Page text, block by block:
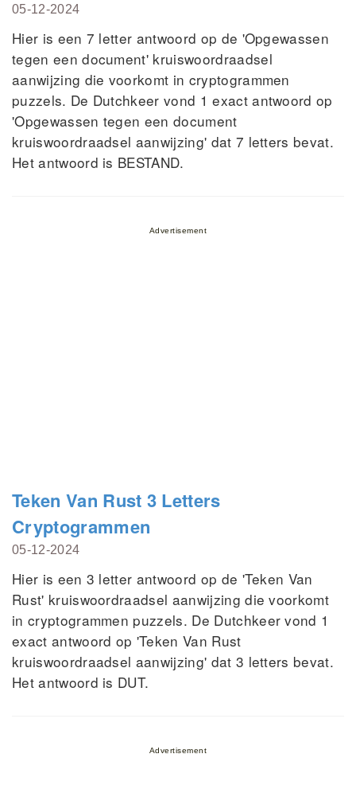
05-12-2024
Hier is een 7 letter antwoord op de 'Opgewassen
tegen een document' kruiswoordraadsel
aanwijzing die voorkomt in cryptogrammen
puzzels. De Dutchkeer vond 1 exact antwoord op
'Opgewassen tegen een document
kruiswoordraadsel aanwijzing' dat 7 letters bevat.
Het antwoord is BESTAND.
Advertisement
Teken Van Rust 3 Letters
Cryptogrammen
05-12-2024
Hier is een 3 letter antwoord op de 'Teken Van
Rust' kruiswoordraadsel aanwijzing die voorkomt
in cryptogrammen puzzels. De Dutchkeer vond 1
exact antwoord op 'Teken Van Rust
kruiswoordraadsel aanwijzing' dat 3 letters bevat.
Het antwoord is DUT.
Advertisement